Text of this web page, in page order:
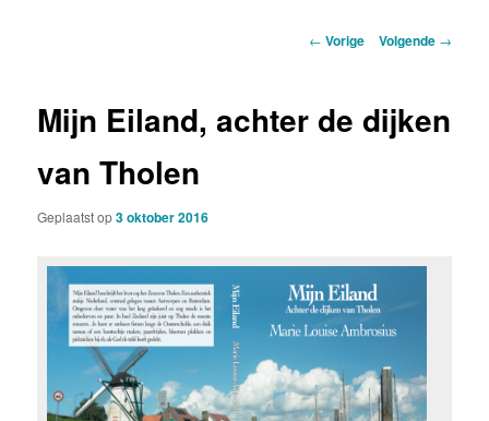
Berichtnavigatie
← Vorige Volgende →
Mijn Eiland, achter de dijken
van Tholen
Geplaatst op3 oktober 2016